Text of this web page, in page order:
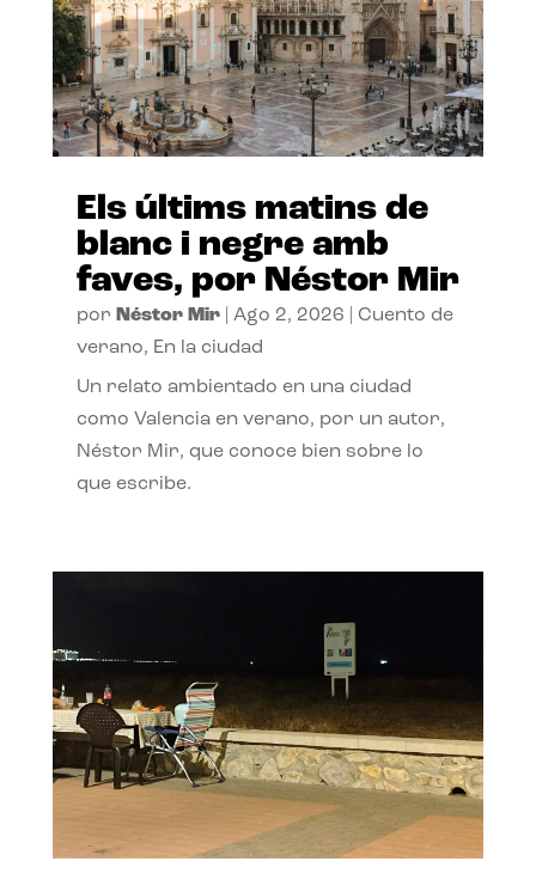
Els últims matins de
blanc i negre amb
faves, por Néstor Mir
por Néstor Mir| Ago 2, 2026
Cuento de
verano, En la ciudad
Un relato ambientado en una ciudad
como Valencia en verano, por un autor,
Néstor Mir, que conoce bien sobre lo
que escribe.